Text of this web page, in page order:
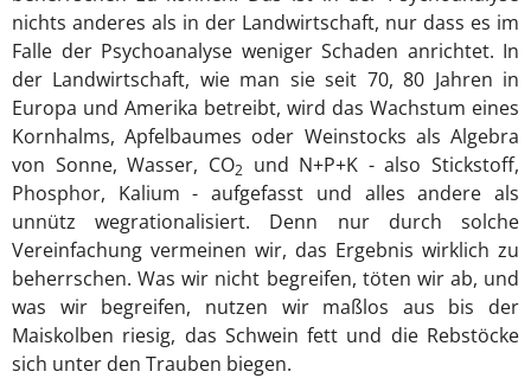
nichts anderes als in der Landwirtschaft, nur dass es im
Falle der Psychoanalyse weniger Schaden anrichtet. In
der Landwirtschaft, wie man sie seit 70, 80 Jahren in
Europa und Amerika betreibt, wird das Wachstum eines
Kornhalms, Apfelbaumes oder Weinstocks als Algebra
von Sonne, Wasser, CO2 und N+P+K - also Stickstoff,
Phosphor, Kalium - aufgefasst und alles andere als
unnütz wegrationalisiert. Denn nur durch solche
Vereinfachung vermeinen wir, das Ergebnis wirklich zu
beherrschen. Was wir nicht begreifen, töten wir ab, und
was wir begreifen, nutzen wir maßlos aus bis der
Maiskolben riesig, das Schwein fett und die Rebstöcke
sich unter den Trauben biegen.